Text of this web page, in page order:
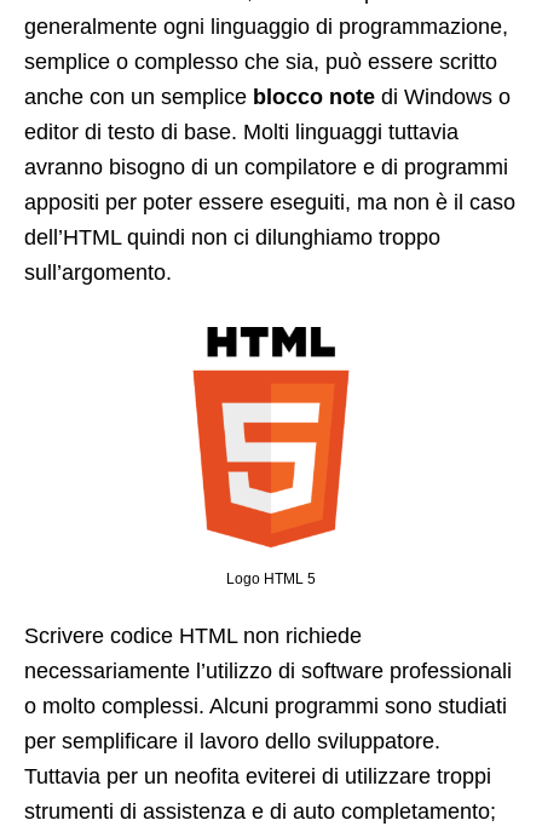
generalmente ogni linguaggio di programmazione,
semplice o complesso che sia, può essere scritto
anche con un semplice blocco note di Windows o
editor di testo di base. Molti linguaggi tuttavia
avranno bisogno di un compilatore e di programmi
appositi per poter essere eseguiti, ma non è il caso
dell’HTML quindi non ci dilunghiamo troppo
sull’argomento.
Logo HTML 5
Scrivere codice HTML non richiede
necessariamente l’utilizzo di software professionali
o molto complessi. Alcuni programmi sono studiati
per semplificare il lavoro dello sviluppatore.
Tuttavia per un neofita eviterei di utilizzare troppi
strumenti di assistenza e di auto completamento;